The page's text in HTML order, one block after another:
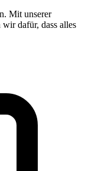
Mit unserer
dafür, dass alles